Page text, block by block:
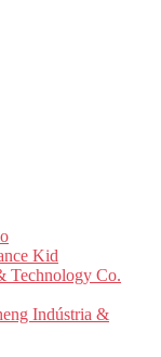
Kid
Technology Co.
Indústria &